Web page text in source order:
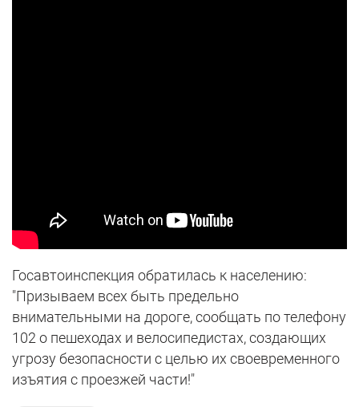
Госавтоинспекция обратилась к населению:
"Призываем всех быть предельно
внимательными на дороге, сообщать по телефону
102 о пешеходах и велосипедистах, создающих
угрозу безопасности с целью их своевременного
изъятия с проезжей части!"